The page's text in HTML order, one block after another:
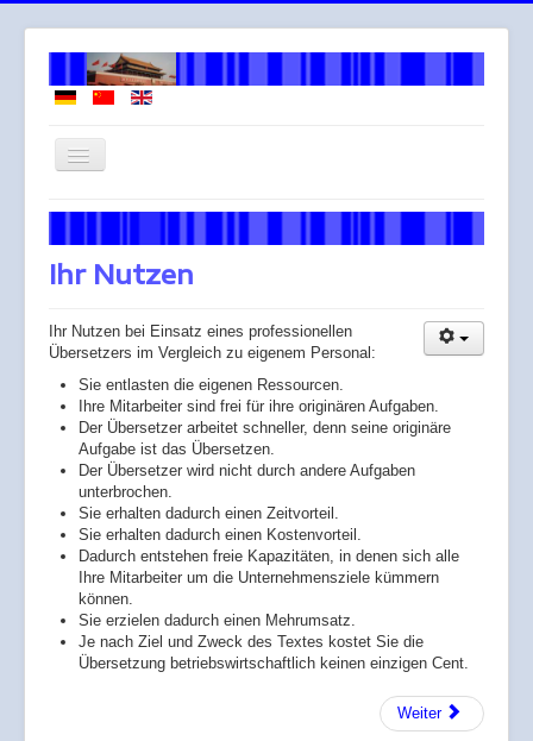
Navigation
Willkommen
Leistungen
Honorar
Across
Gendergerechte Sprache
Ihr Nutzen
Ihr Nutzen bei Einsatz eines professionellen
Übersetzers im Vergleich zu eigenem Personal:
Sie entlasten die eigenen Ressourcen.
Ihre Mitarbeiter sind frei für ihre originären Aufgaben.
Der Übersetzer arbeitet schneller, denn seine originäre
Aufgabe ist das Übersetzen.
Der Übersetzer wird nicht durch andere Aufgaben
unterbrochen.
Sie erhalten dadurch einen Zeitvorteil.
Sie erhalten dadurch einen Kostenvorteil.
Dadurch entstehen freie Kapazitäten, in denen sich alle
Ihre Mitarbeiter um die Unternehmensziele kümmern
können.
Sie erzielen dadurch einen Mehrumsatz.
Je nach Ziel und Zweck des Textes kostet Sie die
Übersetzung betriebswirtschaftlich keinen einzigen Cent.
Weiter